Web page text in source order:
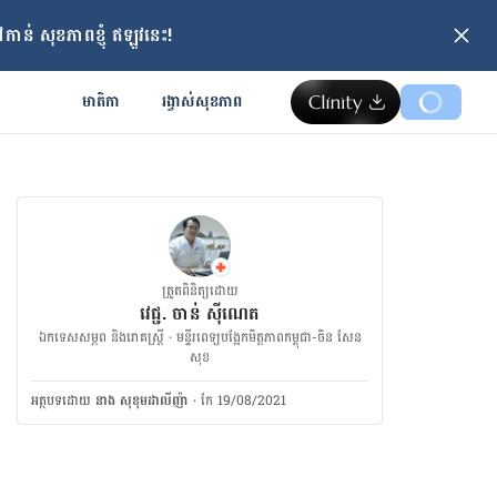
ន់ សុខភាពខ្ញុំ ឥឡូវនេះ!
មាតិកា រង្វាស់​សុខភាព
ត្រួតពិនិត្យដោយ
វេជ្ជ. ចាន់ ស៊ីណេត
ឯកទេសសម្ភព និងរោគស្ត្រី · ម​ន្ទីរពេទ្យបង្អែកមិត្តភាពកម្ពុជា-ចិន សែន
សុខ
អត្ថបទ​ដោយ នាង សុខុមដាលីញ៉ា ·កែ 19/08/2021